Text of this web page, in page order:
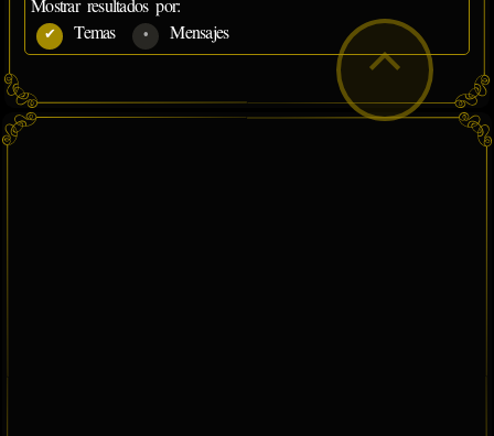
Mostrar resultados por:
Temas
Mensajes